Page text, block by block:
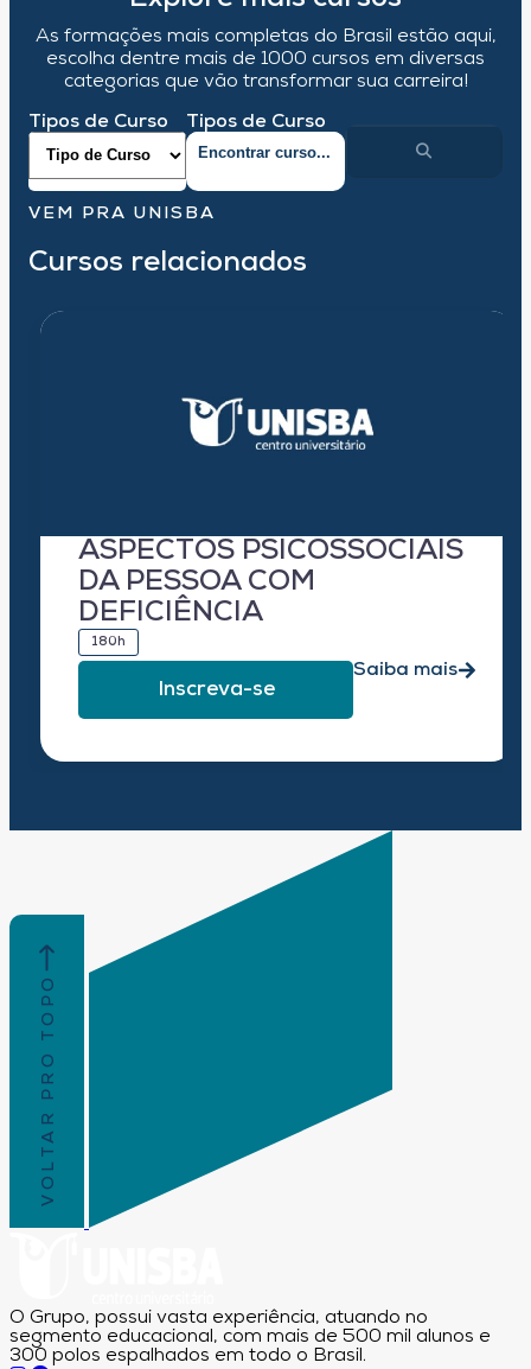
As formações mais completas do Brasil estão aqui,
escolha dentre mais de 1000 cursos em diversas
categorias que vão transformar sua carreira!
Tipos de Curso Tipos de Curso
VEM PRA UNISBA
Cursos relacionados
ASPECTOS PSICOSSOCIAIS
DA PESSOA COM
DEFICIÊNCIA
180h
Inscreva-se
Saiba mais
VOLTAR PRO TOPO
O Grupo, possui vasta experiência, atuando no
segmento educacional, com mais de 500 mil alunos e
300 polos espalhados em todo o Brasil.